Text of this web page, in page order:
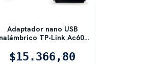
Adaptador nano USB
TP-Link Ac600
$15.366,80